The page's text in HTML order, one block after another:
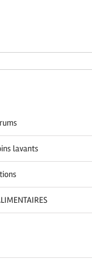
lavants